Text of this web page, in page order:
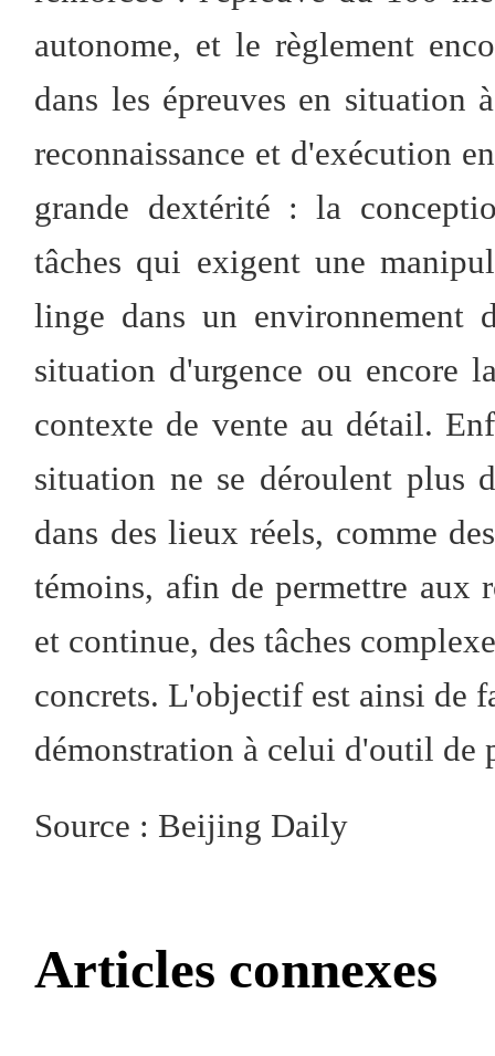
autonome, et le règlement
dans les épreuves en situation
reconnaissance et d'exécution
grande dextérité : la
tâches qui exigent une
linge dans un environnement
situation d'urgence ou encore
contexte de vente au détail.
situation ne se déroulent plus
dans des lieux réels, comme
témoins, afin de permettre aux
et continue, des tâches
concrets. L'objectif est ainsi de
démonstration à celui d'outil de
Source : Beijing Daily
Articles connexes